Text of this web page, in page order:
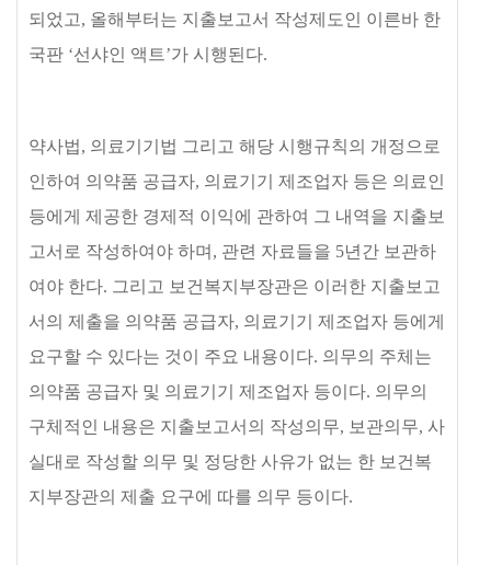
되었고, 올해부터는 지출보고서 작성제도인 이른바 한
국판 ‘선샤인 액트 ’가 시행된다.
약사법, 의료기기법 그리고 해당 시행규칙의 개정으로
인하여 의약품 공급자, 의료기기 제조업자 등은 의료인
등에게 제공한 경제적 이익에 관하여 그 내역을 지출보
고서로 작성하여야 하며 , 관련 자료들을 5년간 보관하
여야 한다. 그리고 보건복지부장관은 이러한 지출보고
서의 제출을 의약품 공급자, 의료기기 제조업자 등에게
요구할 수 있다는 것이 주요 내용이다. 의무의 주체는
의약품 공급자 및 의료기기 제조업자 등이다. 의무의
구체적인 내용은 지출보고서의 작성의무, 보관의무, 사
실대로 작성할 의무 및 정당한 사유가 없는 한 보건복
지부장관의 제출 요구에 따를 의무 등이다.